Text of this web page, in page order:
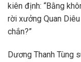
kiên định: “Bằng
rời xưởng Quan
chắn?”
Dương Thanh Tùng